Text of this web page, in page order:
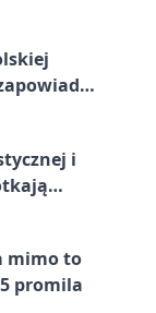
i
mimo to
promila